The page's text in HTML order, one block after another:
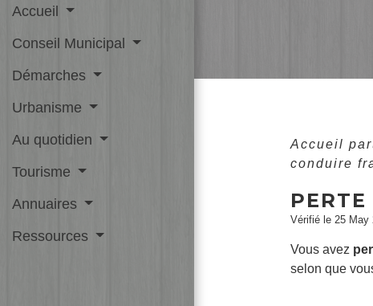
Accueil
Conseil Municipal
Démarches
Urbanisme
Au quotidien
Tourisme
Annuaires
Ressources
Accueil
conduire
Vérifié le 25 May
Vous avez
selon que